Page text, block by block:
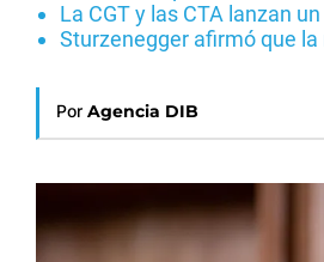
La CGT y las CTA lanzan
Sturzenegger afirmó que
Por Agencia DIB